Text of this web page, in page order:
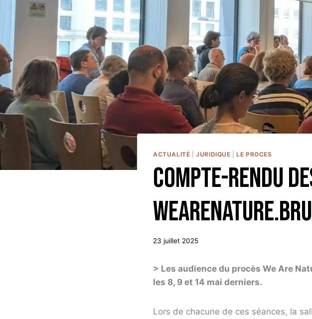
ACTUALITÉ |JURIDIQUE |LE PROCES
Compte-rendu
23 juillet 2025
> Les audience du procès We Are
les 8, 9 et 14 mai derniers.
Lors de chacune de ces séances, la